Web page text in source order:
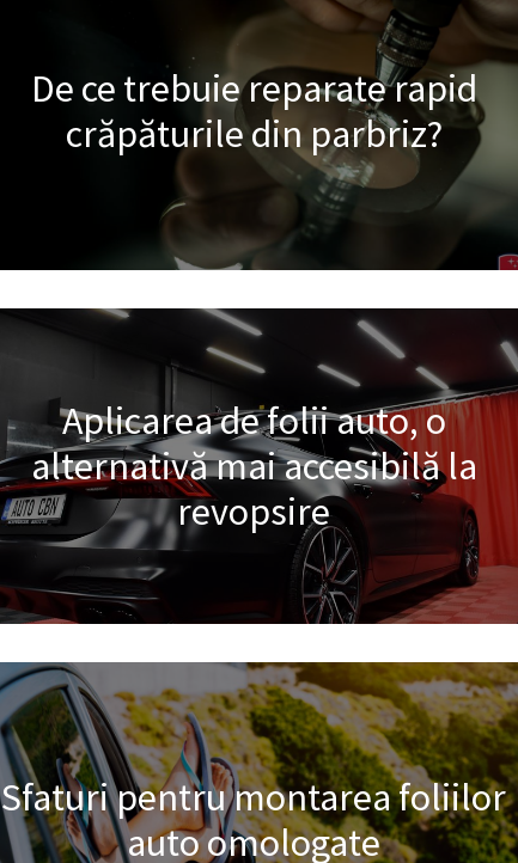
De ce trebuie reparate rapid
crăpăturile din parbriz?
Aplicarea de folii auto, o
alternativă mai accesibilă la
revopsire
Sfaturi pentru montarea foliilor
auto omologate